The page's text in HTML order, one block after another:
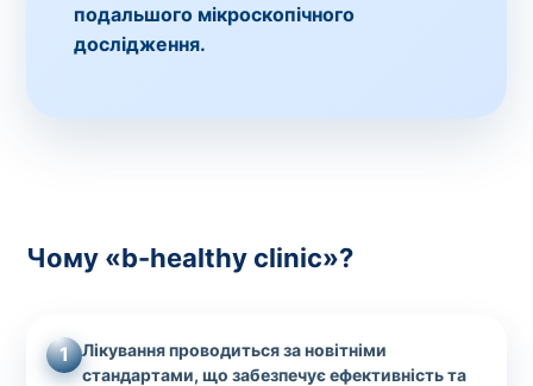
подальшого мікроскопічного
дослідження.
Чому «b-healthy clinic»?
1
Лікування проводиться за новітніми
стандартами, що забезпечує ефективність та